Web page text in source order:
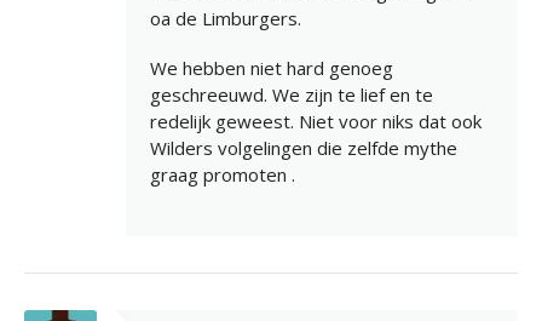
oa de Limburgers.
We hebben niet hard genoeg
geschreeuwd. We zijn te lief en te
redelijk geweest. Niet voor niks dat ook
Wilders volgelingen die zelfde mythe
graag promoten .